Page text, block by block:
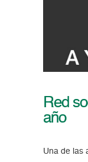
Red
año
Una de las